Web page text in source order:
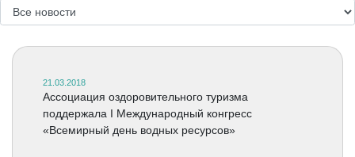
21.03.2018
Ассоциация оздоровительного туризма
поддержала I Международный конгресс
«Всемирный день водных ресурсов»